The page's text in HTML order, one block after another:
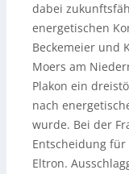
dabei
energetischen
Beckemeier und
Moers am
Plakon ein
nach
wurde. Bei der
Entscheidung
Eltron.